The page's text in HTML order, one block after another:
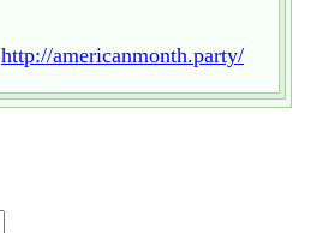
http://americanmonth.party/